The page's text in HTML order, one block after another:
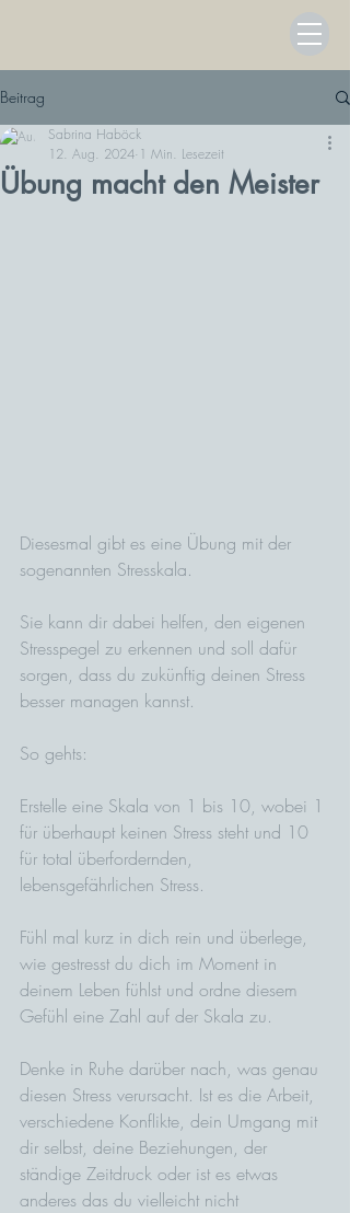
Beitrag
Übung macht den Meister
Sabrina Haböck
12. Aug. 2024 1 Min. Lesezeit
Diesesmal gibt es eine Übung mit der
sogenannten Stresskala.
Sie kann dir dabei helfen, den eigenen
Stresspegel zu erkennen und soll dafür
sorgen, dass du zukünftig deinen Stress
besser managen kannst.
So gehts:
Erstelle eine Skala von 1 bis 10, wobei 1
für überhaupt keinen Stress steht und 10
für total überfordernden,
lebensgefährlichen Stress.
Fühl mal kurz in dich rein und überlege,
wie gestresst du dich im Moment in
deinem Leben fühlst und ordne diesem
Gefühl eine Zahl auf der Skala zu.
Denke in Ruhe darüber nach, was genau
diesen Stress verursacht. Ist es die Arbeit,
verschiedene Konflikte, dein Umgang mit
dir selbst, deine Beziehungen, der
ständige Zeitdruck oder ist es etwas
anderes das du vielleicht nicht